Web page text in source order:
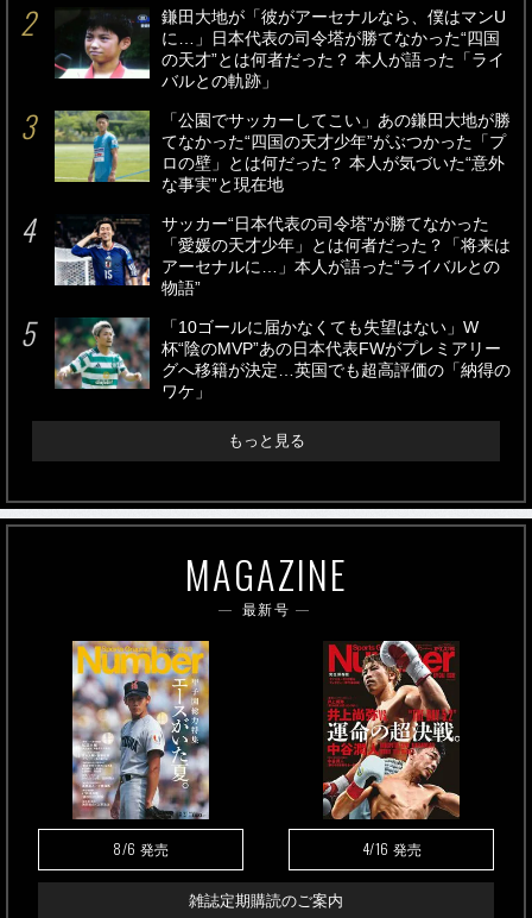
鎌田大地が「彼がアーセナルなら、僕はマンU
に…」日本代表の司令塔が勝てなかった“四国
の天才”とは何者だった？ 本人が語った「ライ
バルとの軌跡」
「公園でサッカーしてこい」あの鎌田大地が勝
てなかった“四国の天才少年”がぶつかった「プ
ロの壁」とは何だった？ 本人が気づいた“意外
な事実”と現在地
サッカー“日本代表の司令塔”が勝てなかった
「愛媛の天才少年」とは何者だった？「将来は
アーセナルに…」本人が語った“ライバルとの
物語”
「10ゴールに届かなくても失望はない」W
杯“陰のMVP”あの日本代表FWがプレミアリー
グへ移籍が決定…英国でも超高評価の「納得の
ワケ」
もっと見る
MAGAZINE
最新号
8/6 発売 4/16 発売
雑誌定期購読のご案内